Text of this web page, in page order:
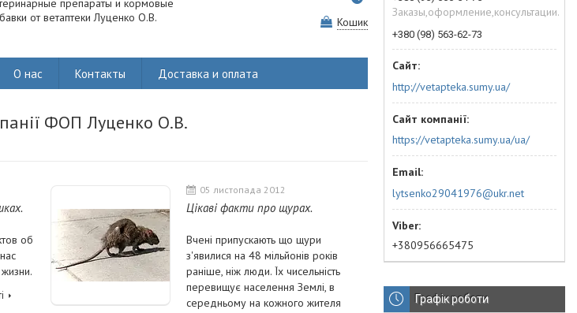
препараты и кормовые
от ветаптеки Луценко О.В.
Кошик
О нас Контакты Доставка и оплата
ФОП Луценко О.В.
об
05 листопада 2012
Цікаві факти про щурах.
Вчені припускають що щури
з'явилися на 48 мільйонів років
раніше, ніж люди. Їх чисельність
перевищує населення Землі, в
середньому на кожного жителя
Заказы,оформление,консультации.
+380 (98) 563-62-73
http://vetapteka.sumy.ua/
https://vetapteka.sumy.ua/ua/
lytsenko29041976@ukr.net
+380956665475
Графік роботи